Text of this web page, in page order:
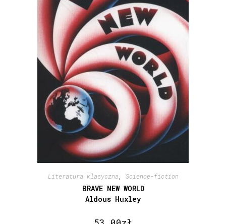
Literatura klasyczna Science-fiction
BRAVE NEW WORLD
Aldous Huxley